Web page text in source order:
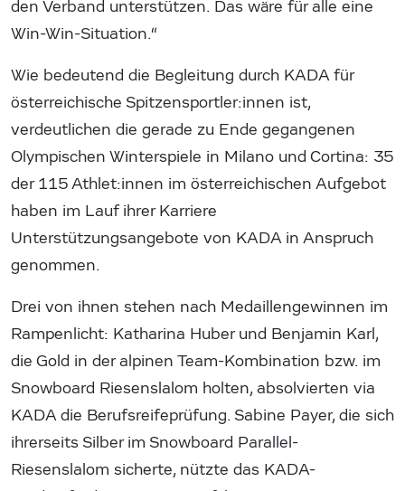
den Verband unterstützen. Das wäre für alle eine
Win-Win-Situation.“
Wie bedeutend die Begleitung durch KADA für
österreichische Spitzensportler:innen ist,
verdeutlichen die gerade zu Ende gegangenen
Olympischen Winterspiele in Milano und Cortina: 35
der 115 Athlet:innen im österreichischen Aufgebot
haben im Lauf ihrer Karriere
Unterstützungsangebote von KADA in Anspruch
genommen.
Drei von ihnen stehen nach Medaillengewinnen im
Rampenlicht: Katharina Huber und Benjamin Karl,
die Gold in der alpinen Team-Kombination bzw. im
Snowboard Riesenslalom holten, absolvierten via
KADA die Berufsreifeprüfung. Sabine Payer, die sich
ihrerseits Silber im Snowboard Parallel-
Riesenslalom sicherte, nützte das KADA-